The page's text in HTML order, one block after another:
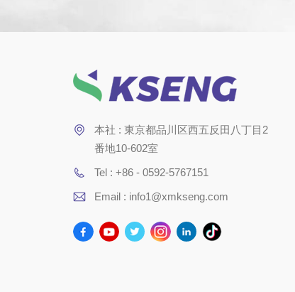
本社 : 東京都品川区西五反田八丁目2
番地10-602室
Tel : +86 - 0592-5767151
Email : info1@xmkseng.com